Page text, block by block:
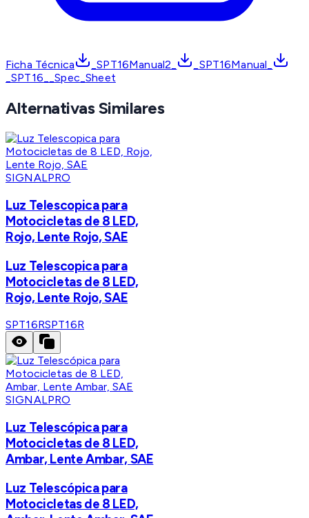
Ficha Técnica _SPT16Manual2_
_SPT16Manual_
_SPT16__Spec_Sheet
Alternativas Similares
SIGNALPRO
Luz Telescopica para
Motocicletas de 8 LED,
Rojo, Lente Rojo, SAE
Luz Telescopica para
Motocicletas de 8 LED,
Rojo, Lente Rojo, SAE
SPT16RSPT16R
SIGNALPRO
Luz Telescópica para
Motocicletas de 8 LED,
Ambar, Lente Ambar, SAE
Luz Telescópica para
Motocicletas de 8 LED,